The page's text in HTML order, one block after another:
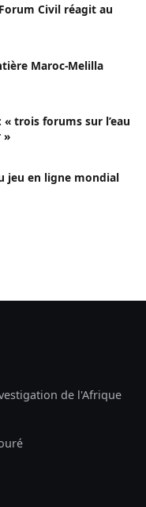
Civil réagit au
Maroc-Melilla
« trois forums sur l’eau
»
jeu en ligne mondial
de l'Afrique